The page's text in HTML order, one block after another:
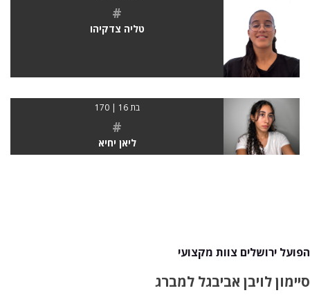
#
טליה צדקיהו
בת 16 | 170
#
ליאן יחיא
הפועל ירושלים צוות מקצועי
סיימון לויבן אביבגל למברג